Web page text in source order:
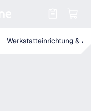
Werkstatteinrichtung &